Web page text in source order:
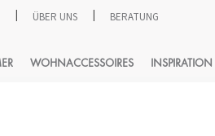
ÜBER UNS BERATUNG
WOHNACCESSOIRES INSPIRATION